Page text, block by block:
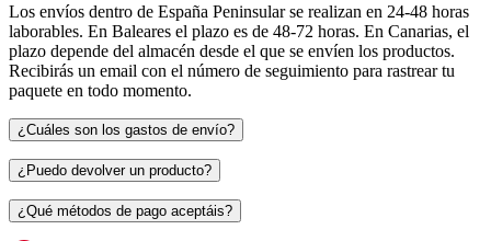
Los envíos dentro de España Peninsular se realizan en 24-48 horas
laborables. En Baleares el plazo es de 48-72 horas. En Canarias, el
plazo depende del almacén desde el que se envíen los productos.
Recibirás un email con el número de seguimiento para rastrear tu
paquete en todo momento.
¿Cuáles son los gastos de envío?
¿Puedo devolver un producto?
¿Qué métodos de pago aceptáis?